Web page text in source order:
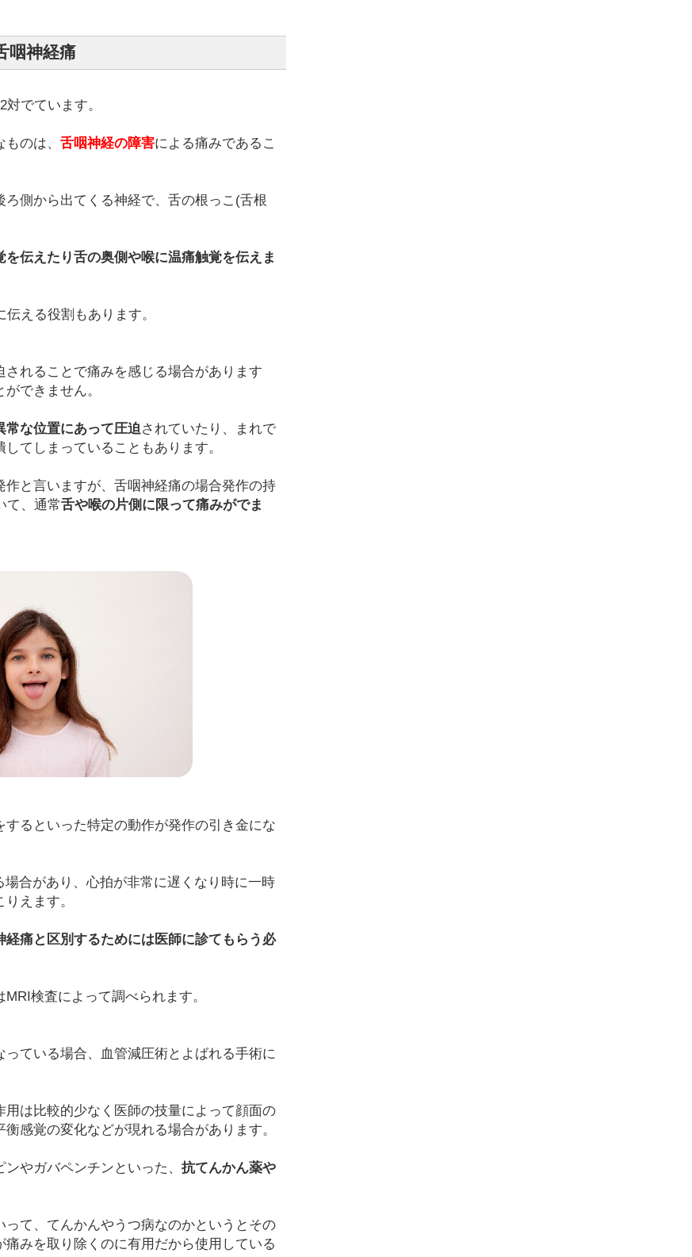
咽神経痛
でています。
のは、 舌咽神経の障害による痛みであるこ
側から出てくる神経で、舌の根っこ(舌根
伝えたり舌の奥側や喉に温痛触覚を伝えま
える役割もあります。
れることで痛みを感じる場合があります
できません。
常な位置にあって圧迫 されていたり、まれで
してしまっていることもあります。
と言いますが、舌咽神経痛の場合発作の持
て、通常舌や喉の片側に限って痛みがでま
るといった特定の動作が発作の引き金にな
合があり、心拍が非常に遅くなり時に一時
えます。
経痛と区別するためには医師に診てもらう必
検査によって調べられます。
ている場合、血管減圧術とよばれる手術に
は比較的少なく医師の技量によって顔面の
感覚の変化などが現れる場合があります。
やガバペンチンといった、 抗てんかん薬や
て、てんかんやうつ病なのかというとその
みを取り除くのに有用だから使用している